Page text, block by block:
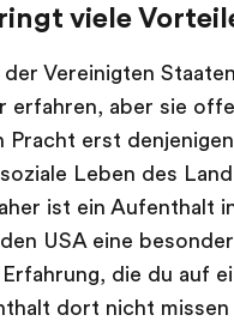
viele
Vereinigten
erfahren, aber sie
Pracht erst
Leben des
ist ein Aufenthalt
USA eine
die du auf
dort nicht